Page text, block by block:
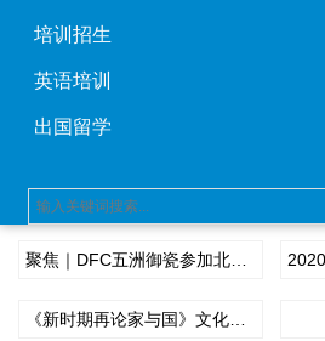
培训招生
英语培训
出国留学
《新时期再论家与国》文化论坛
名片”
推荐阅读